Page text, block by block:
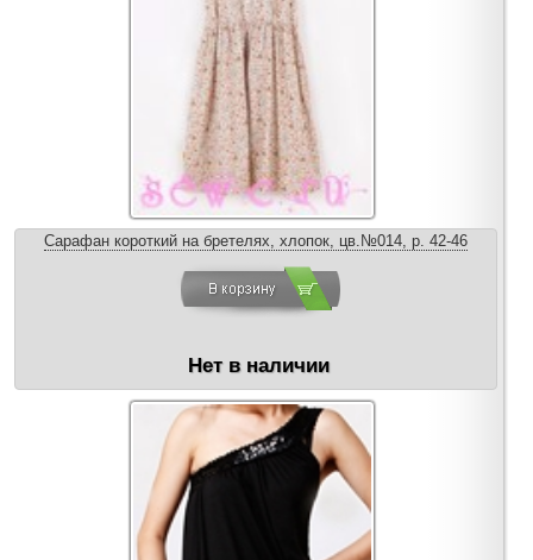
Сарафан короткий на бретелях, хлопок, цв.№014, р. 42-46
Нет в наличии